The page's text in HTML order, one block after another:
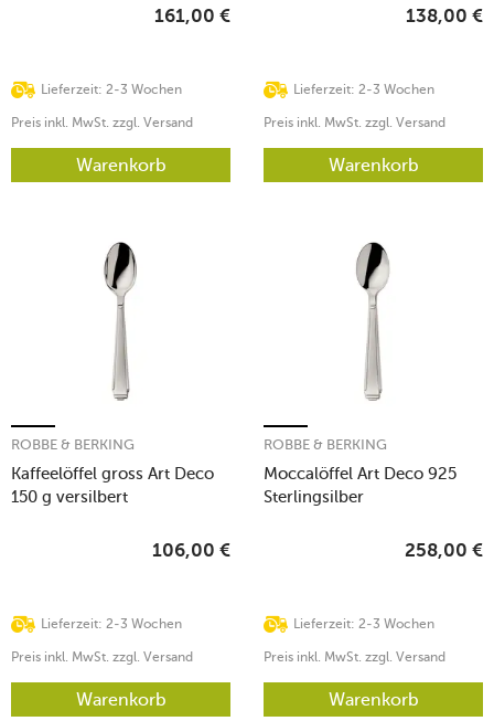
Lieferzeit: 2-3 Wochen
161,00 €
Preis inkl. MwSt. zzgl. Versand
Warenkorb
Lieferzeit: 2-3 Wochen
138,00 €
Preis inkl. MwSt. zzgl. Versand
Warenkorb
Kaffeelöffel gross Art Deco
150 g versilbert
ROBBE & BERKING
Lieferzeit: 2-3 Wochen
106,00 €
Preis inkl. MwSt. zzgl. Versand
Warenkorb
Moccalöffel Art Deco 925
Sterlingsilber
ROBBE & BERKING
Lieferzeit: 2-3 Wochen
258,00 €
Preis inkl. MwSt. zzgl. Versand
Warenkorb